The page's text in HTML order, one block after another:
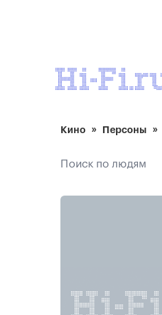
Кино Персоны
Поиск по людям